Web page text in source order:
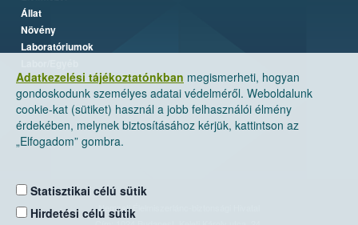
Adatkezelési tájékoztatónkban megismerheti, hogyan
gondoskodunk személyes adatai védelméről. Weboldalunk
cookie-kat (sütiket) használ a jobb felhasználói élmény
érdekében, melynek biztosításához kérjük, kattintson az
„Elfogadom” gombra.
Statisztikai célú sütik
Hirdetési célú sütik
Állat
Növény
Laboratóriumok
Nemzeti Élelmiszerlánc-biztonsági Hivatal